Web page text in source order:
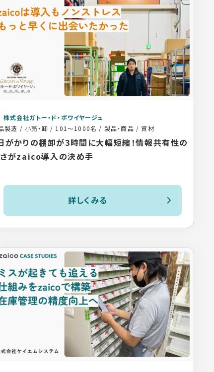
株式会社ガトー・ド・ボワイヤージュ
製造 / 小売・卸 / 101〜1000名 / 製品・商品 / 資材
がかりの棚卸が3時間に大幅短縮！情報共有性の
がzaico導入の決め手
詳しくみる